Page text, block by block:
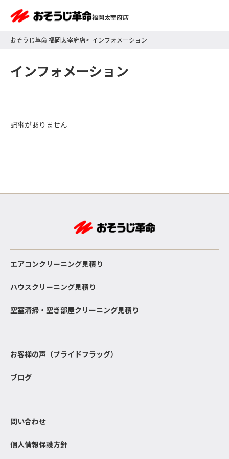
福岡太宰府店
おそうじ革命 福岡太宰府店 インフォメーション
インフォメーション
記事がありません
エアコンクリーニング見積り
ハウスクリーニング見積り
空室清掃・空き部屋クリーニング見積り
お客様の声（プライドフラッグ）
ブログ
問い合わせ
個人情報保護方針